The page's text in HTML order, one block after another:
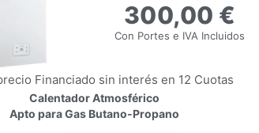
300,00 €
Con Portes e IVA Incluidos
Financiado sin interés en 12 Cuotas
Calentador Atmosférico
Apto para Gas Butano-Propano